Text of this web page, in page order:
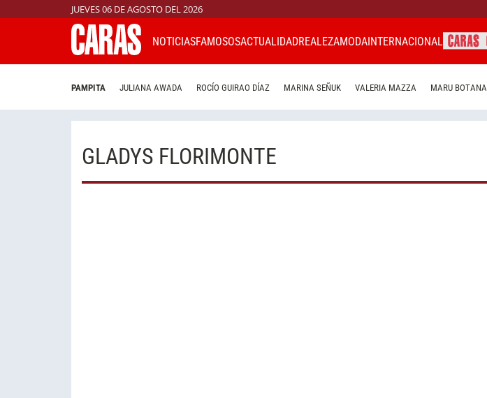
JUEVES 06 DE AGOSTO DEL 2026
NOTICIASFAMOSOSACTUALIDADREALEZAMODAINTERNACIONAL
PAMPITA JULIANA AWADA ROCÍO GUIRAO DÍAZ MARINA SEÑUK VALERIA MAZZA MARU BOTANA
GLADYS FLORIMONTE